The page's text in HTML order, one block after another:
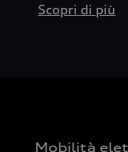
Scopri di più
Mobilità